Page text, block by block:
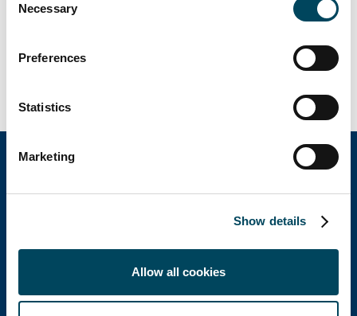
Selection
Necessary
Preferences
Statistics
Marketing
Show details
Allow all cookies
Antti Louko
p. 050 5277 392
Aleksanterinkatu 46 A